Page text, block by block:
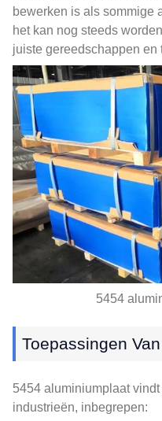
bewerken is als sommige
het kan nog steeds
juiste gereedschappen en
5454
Toepassingen
5454 aluminiumplaat
industrieën, inbegrepen: